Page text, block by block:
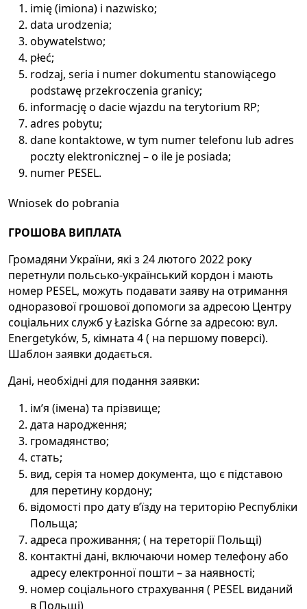
imię (imiona) i nazwisko;
data urodzenia;
obywatelstwo;
płeć;
rodzaj, seria i numer dokumentu stanowiącego
podstawę przekroczenia granicy;
informację o dacie wjazdu na terytorium RP;
adres pobytu;
dane kontaktowe, w tym numer telefonu lub adres
poczty elektronicznej – o ile je posiada;
numer PESEL.
Wniosek do pobrania
ГРОШОВА ВИПЛАТА
Громадяни України, які з 24 лютого 2022 року
перетнули польсько-український кордон і мають
номер PESEL, можуть подавати заяву на отримання
одноразової грошової допомоги за адресою Центру
соціальних служб у Łaziska Górne за адресою: вул.
Energetyków, 5, кімната 4 ( на першому поверсі).
Шаблон заявки додається.
Дані, необхідні для подання заявки:
ім’я (імена) та прізвище;
дата народження;
громадянство;
стать;
вид, серія та номер документа, що є підставою
для перетину кордону;
відомості про дату в’їзду на територію Республіки
Польща;
адреса проживання; ( на тереторії Польщі)
контактні дані, включаючи номер телефону або
адресу електронної пошти – за наявності;
номер соціального страхування ( PESEL виданий
в Польщі)